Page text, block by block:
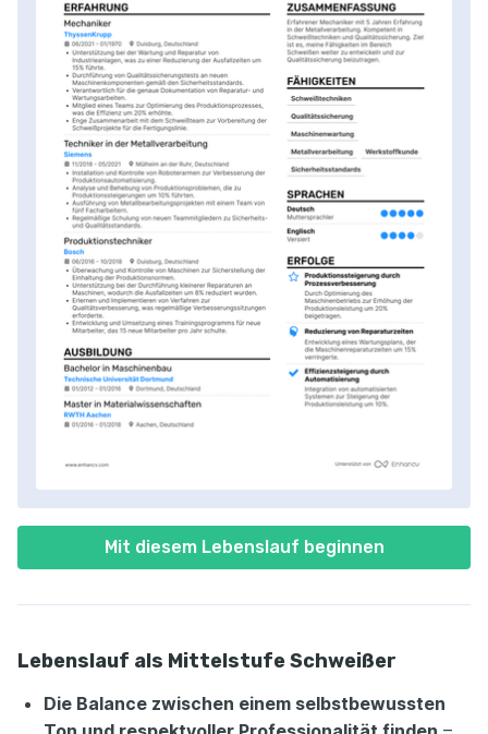
Mit diesem Lebenslauf beginnen
Lebenslauf als Mittelstufe Schweißer
Die Balance zwischen einem selbstbewussten